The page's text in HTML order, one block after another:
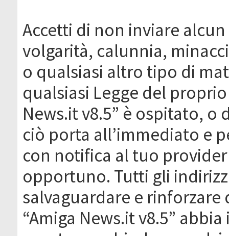
Accetti di non inviare
volgarità, calunnia,
o qualsiasi altro tipo di
qualsiasi Legge del
News.it v8.5” è ospitato, o
ciò porta all’immediato e
con notifica al tuo
opportuno. Tutti gli
salvaguardare e
“Amiga News.it v8.5”